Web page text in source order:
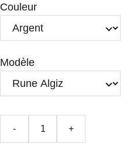
Couleur
Modèle
- +